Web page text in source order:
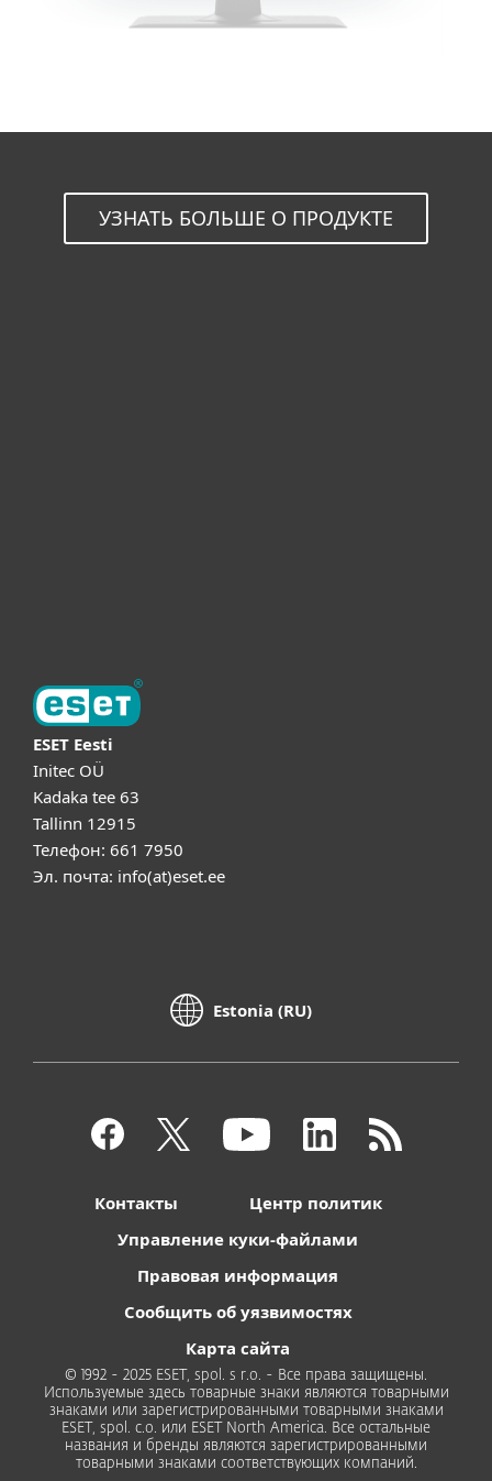
УЗНАТЬ БОЛЬШЕ О ПРОДУКТЕ
ESET Eesti
Initec OÜ
Kadaka tee 63
Tallinn 12915
Телефон: 661 7950
Эл. почта: info(at)eset.ee
Estonia (RU)
Контакты
Центр политик
Управление куки-файлами
Правовая информация
Сообщить об уязвимостях
Карта сайта
© 1992 - 2025 ESET, spol. s r.o. - Все права защищены.
Используемые здесь товарные знаки являются товарными
знаками или зарегистрированными товарными знаками
ESET, spol. с.о. или ESET North America. Все остальные
названия и бренды являются зарегистрированными
товарными знаками соответствующих компаний.